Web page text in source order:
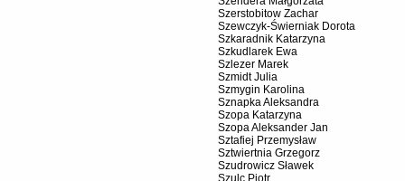
Szerstobitow Zachar
Szewczyk-Świerniak Dorota
Szkaradnik Katarzyna
Szkudlarek Ewa
Szlezer Marek
Szmidt Julia
Szmygin Karolina
Sznapka Aleksandra
Szopa Katarzyna
Szopa Aleksander Jan
Sztafiej Przemysław
Sztwiertnia Grzegorz
Szudrowicz Sławek
Szulc Piotr